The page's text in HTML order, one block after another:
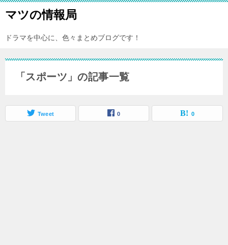
マツの情報局
ドラマを中心に、色々まとめブログです！
「スポーツ」の記事一覧
Tweet 0 0